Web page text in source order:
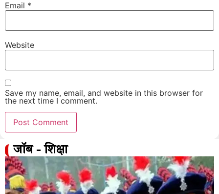
Email *
Website
Save my name, email, and website in this browser for
the next time I comment.
जॉब - शिक्षा